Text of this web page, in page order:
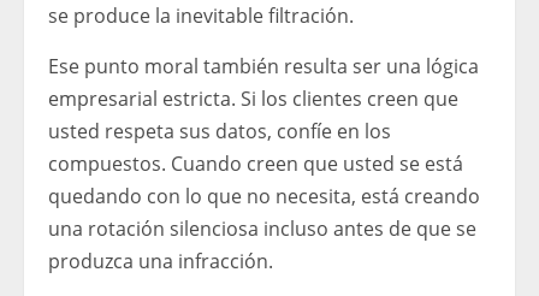
se produce la inevitable filtración.
Ese punto moral también resulta ser una lógica
empresarial estricta. Si los clientes creen que
usted respeta sus datos, confíe en los
compuestos. Cuando creen que usted se está
quedando con lo que no necesita, está creando
una rotación silenciosa incluso antes de que se
produzca una infracción.